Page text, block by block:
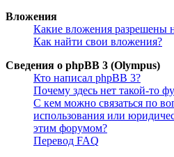
Вложения
Какие вложения разрешены
Как найти свои вложения?
Сведения о phpBB 3 (Olympus)
Кто написал phpBB 3?
Почему здесь нет такой-то
С кем можно связаться по
использования или
этим форумом?
Перевод FAQ